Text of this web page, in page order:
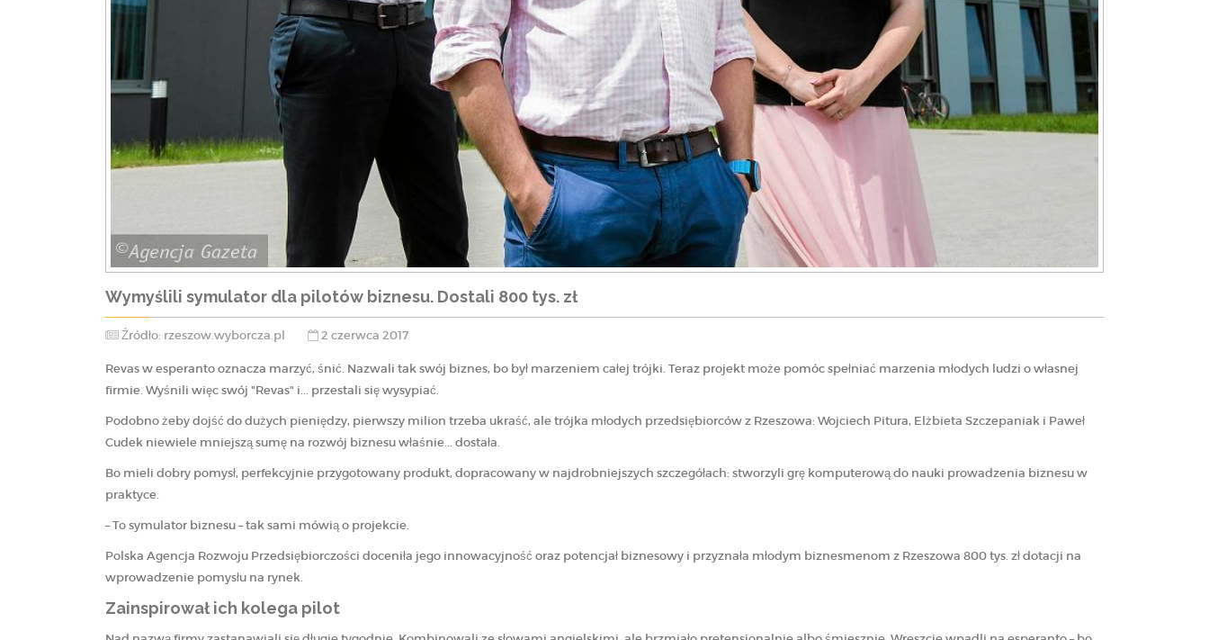
Wymyślili symulator dla pilotów biznesu. Dostali 800 tys. zł
Źródło: rzeszow.wyborcza.pl 2 czerwca 2017
Revas w esperanto oznacza marzyć, śnić. Nazwali tak swój biznes, bo był marzeniem całej trójki. Teraz projekt może pomóc spełniać marzenia młodych ludzi o własnej
firmie. Wyśnili więc swój "Revas" i... przestali się wysypiać.
Podobno żeby dojść do dużych pieniędzy, pierwszy milion trzeba ukraść, ale trójka młodych przedsiębiorców z Rzeszowa: Wojciech Pitura, Elżbieta Szczepaniak i Paweł
Cudek niewiele mniejszą sumę na rozwój biznesu właśnie... dostała.
Bo mieli dobry pomysł, perfekcyjnie przygotowany produkt, dopracowany w najdrobniejszych szczegółach: stworzyli grę komputerową do nauki prowadzenia biznesu w
praktyce.
– To symulator biznesu – tak sami mówią o projekcie.
Polska Agencja Rozwoju Przedsiębiorczości doceniła jego innowacyjność oraz potencjał biznesowy i przyznała młodym biznesmenom z Rzeszowa 800 tys. zł dotacji na
wprowadzenie pomysłu na rynek.
Zainspirował ich kolega pilot